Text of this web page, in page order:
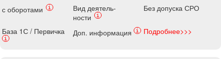
с оборотами
i
Вид деятель-
ности
i
Без допуска СРО
База 1С / Первичка
i
Доп. информация i Подробнее>>>